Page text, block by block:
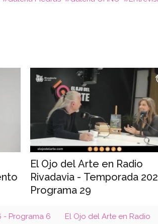
El Ojo del Arte en Radio
Rivadavia - Temporada
Programa 29
- Programa 6
El Ojo del Arte en Radio